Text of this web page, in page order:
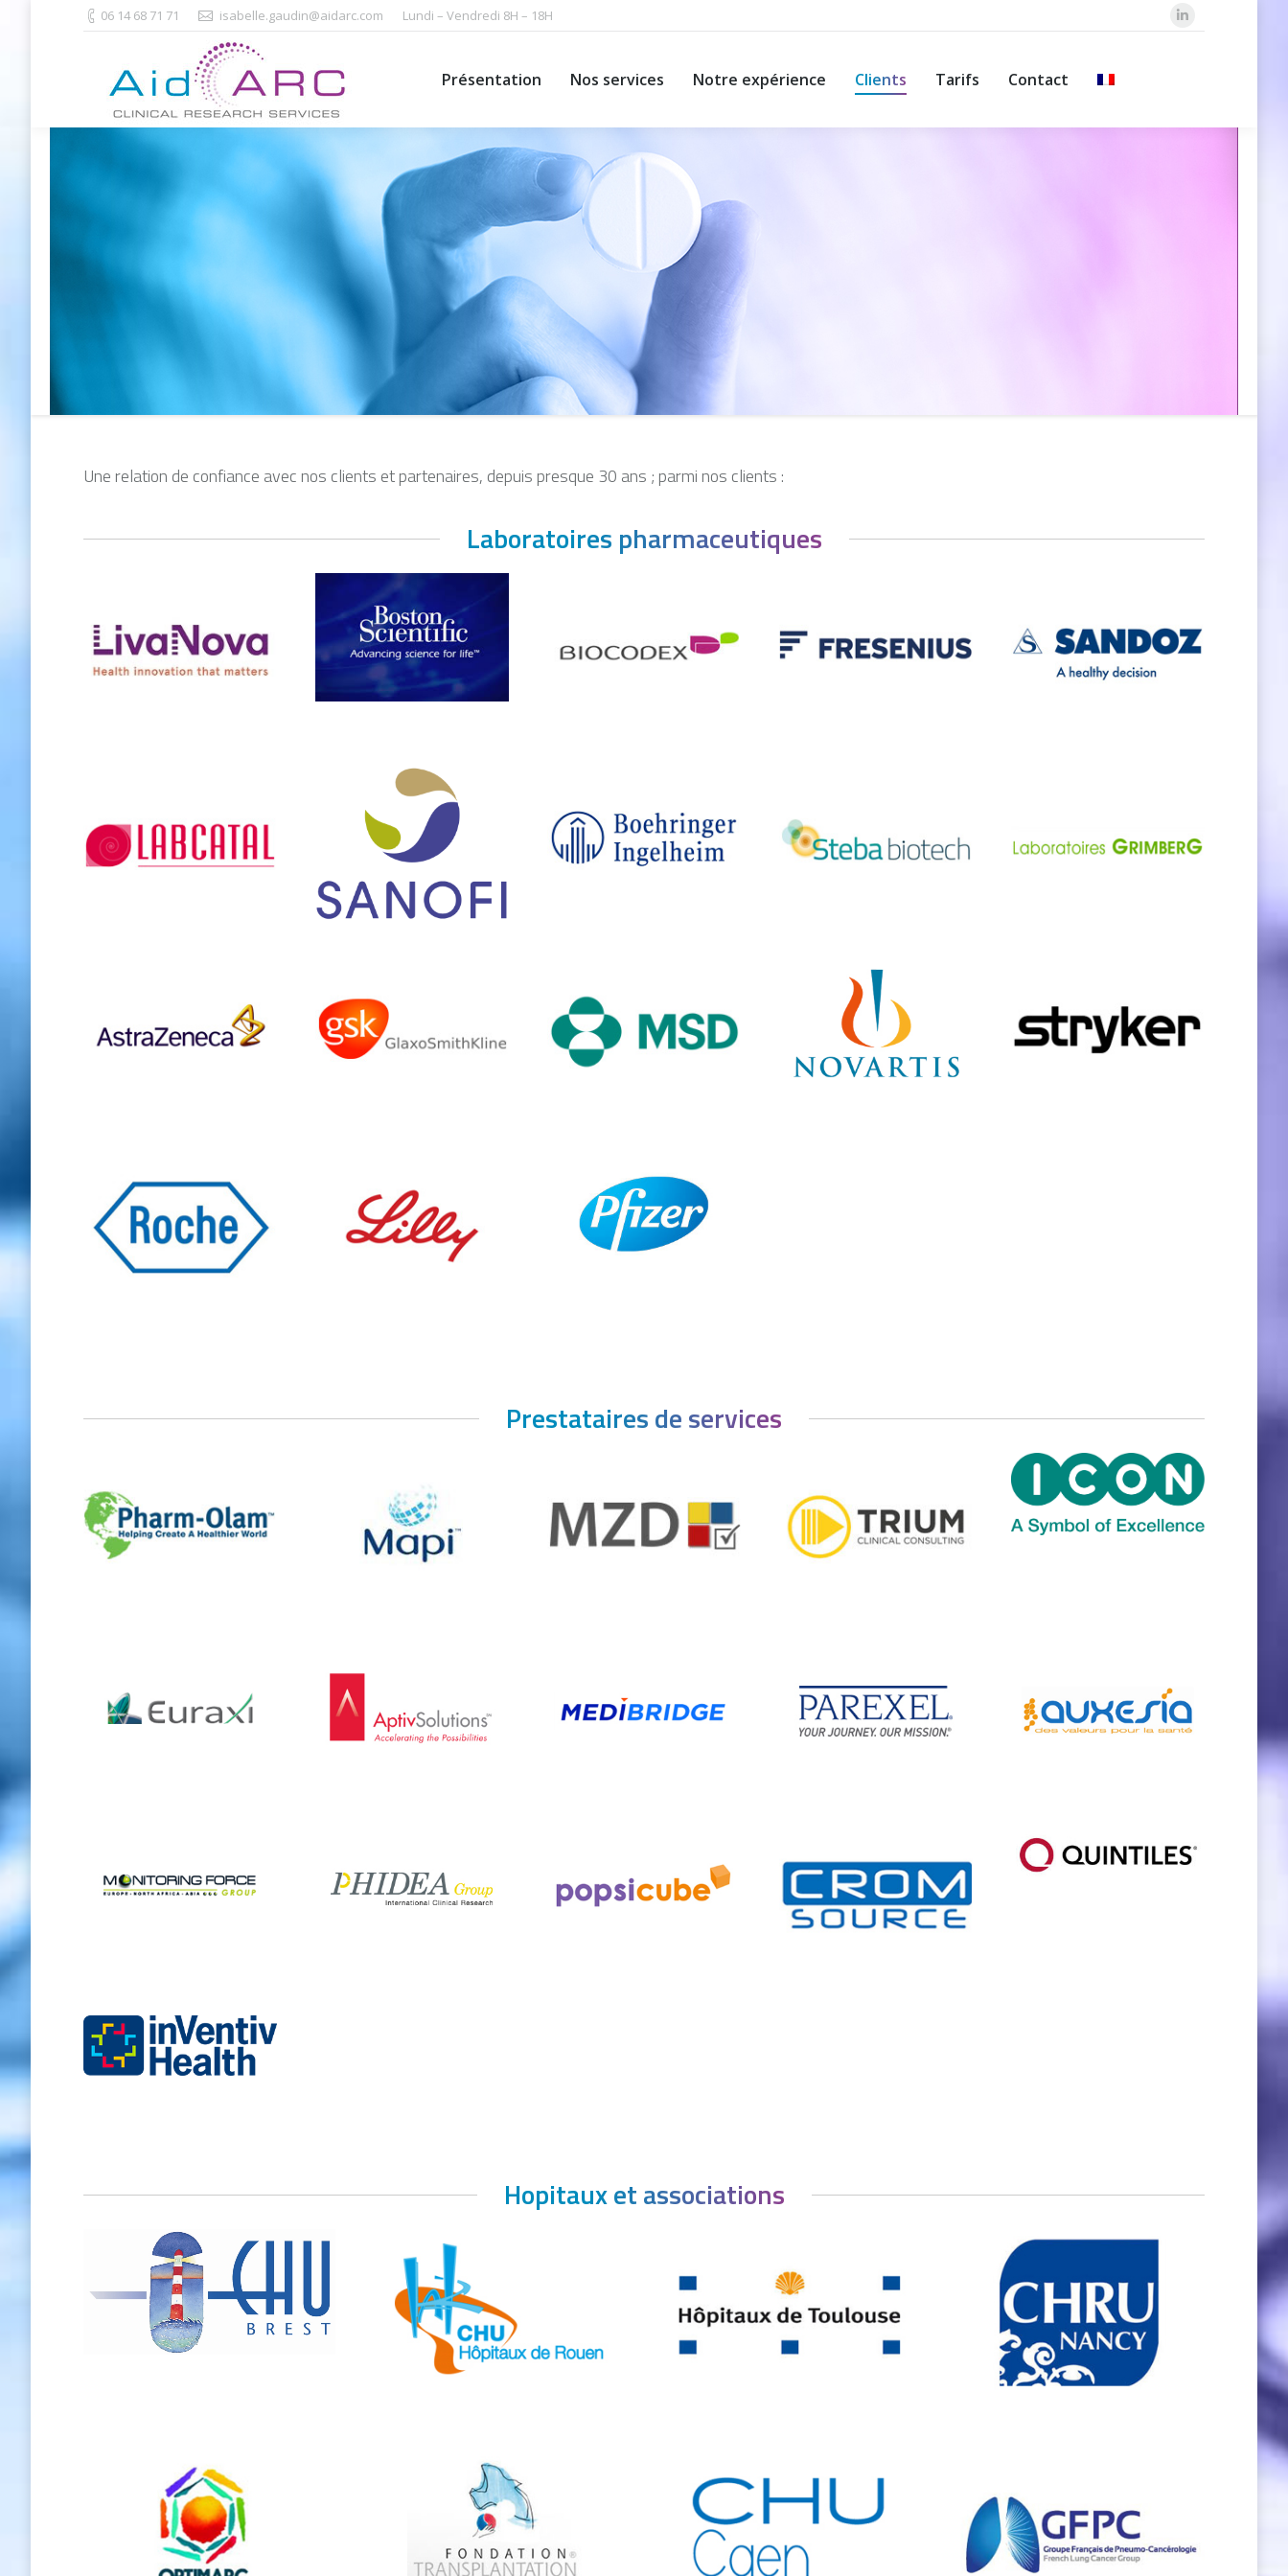
06 14 68 71 71 isabelle.gaudin@aidarc.com Lundi – Vendredi 8H – 18H LinkedIn
Présentation Nos services Notre expérience Clients Tarifs Contact
Vous êtes ici :
Une relation de confiance avec nos clients et partenaires, depuis presque 30 ans ; parmi nos clients :
Laboratoires pharmaceutiques
Prestataires de services
Hopitaux et associations
Présentation Nos services Notre expérience Clients Tarifs Contact Recherche